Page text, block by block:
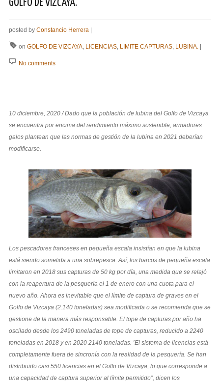
GOLFO DE VIZCAYA.
posted by Constancio Herrera |
on GOLFO DE VIZCAYA, LICENCIAS, LIMITE CAPTURAS, LUBINA. |
No comments
10 diciembre, 2020 / Dado que la población de lubina del Golfo de Vizcaya
se encuentra por encima del rendimiento máximo sostenible, armadores
galos plantean que las normas de gestión de la lubina en 2021 deberían
modificarse.
Los pescadores franceses en pequeña escala insistían en que la lubina
está siendo sometida a una sobrepesca. Así, los barcos de pequeña escala
limitaron en 2018 sus capturas de 50 kg por día, una medida que se relajó
con la reapertura de la pesquería el 1 de enero con una cuota para el
nuevo año. Ahora es inevitable que el límite de captura de graves en el
Golfo de Vizcaya (2.140 toneladas) sea modificada o se recomienda que se
gestione de la manera más responsable. El tope de capturas por año ha
oscilado desde los 2490 toneladas de tope de capturas, reducido a 2240
toneladas en 2018 y en 2020 2140 toneladas. ’El sistema de licencias está
completamente fuera de sincronía con la realidad de la pesquería. Se han
distribuido casi 550 licencias en el Golfo de Vizcaya, lo que corresponde a
una capacidad de captura superior al límite permitido”, dicen los